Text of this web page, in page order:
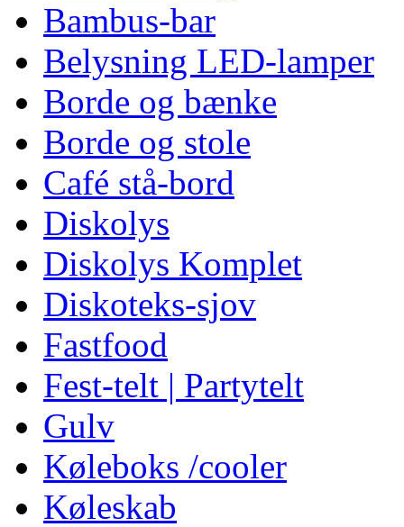
Bambus-bar
Belysning LED-lamper
Borde og bænke
Borde og stole
Café stå-bord
Diskolys
Diskolys Komplet
Diskoteks-sjov
Fastfood
Fest-telt | Partytelt
Gulv
Køleboks /cooler
Køleskab